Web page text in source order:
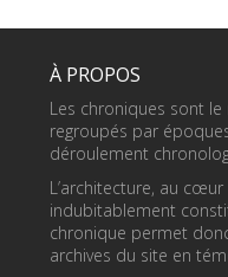
À PROPOS
Les chroniques sont
regroupés par
déroulement
L’architecture, au
indubitablement
chronique permet
archives du site en